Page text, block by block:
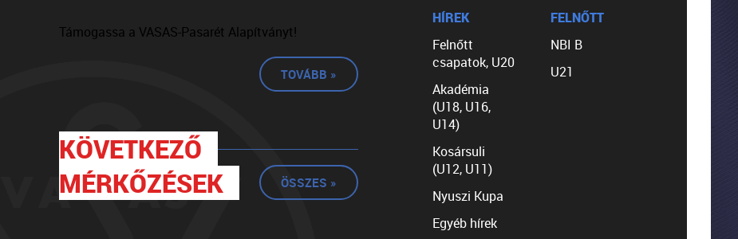
Támogassa a VASAS-Pasarét Alapítványt!
TOVÁBB »
KÖVETKEZŐ
MÉRKŐZÉSEK
ÖSSZES »
HÍREK
Felnőtt
csapatok, U20
Akadémia
(U18, U16,
U14)
Kosársuli
(U12, U11)
Nyuszi Kupa
Egyéb hírek
FELNŐTT
NBI B
U21